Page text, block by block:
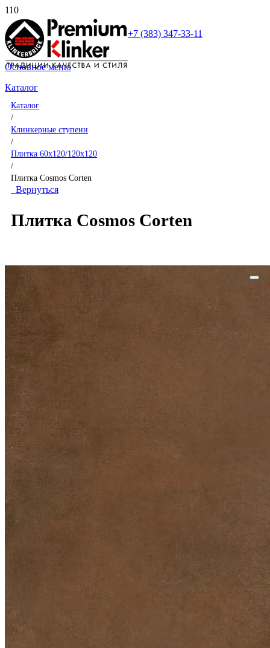
+7 (383) 347-33-11
Основное меню
Каталог
Каталог
/
Клинкерные ступени
/
Плитка 60x120/120x120
/
Плитка Cosmos Corten
Вернуться
Плитка Cosmos Corten